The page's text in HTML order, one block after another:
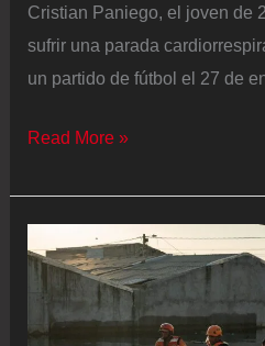
Cristian Paniego, el joven de
sufrir una parada
un partido de fútbol el 27 de
Los
minutos
los
que
la
Read More »